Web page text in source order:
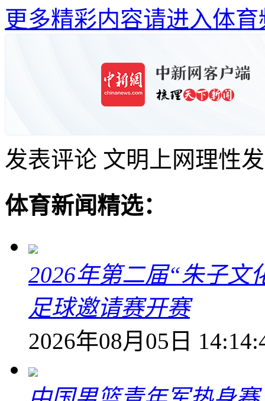
更多精彩内容请进入体育
发表评论 文明上网理性
体育新闻精选：
2026年第二届“朱子文
足球邀请赛开赛
2026年08月05日